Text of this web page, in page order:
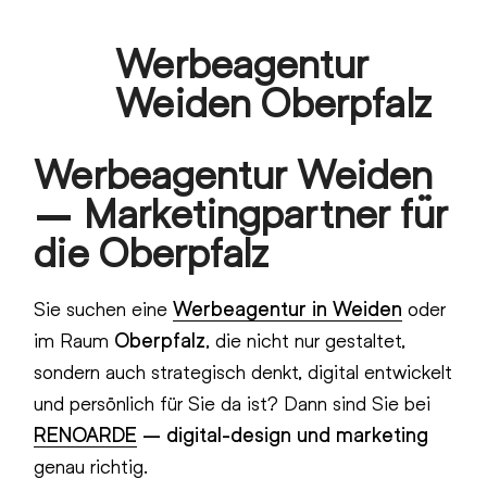
Werbeagentur
Weiden Oberpfalz
Werbeagentur Weiden
– Marketingpartner für
die Oberpfalz
Sie suchen eineWerbeagentur in Weiden oder
im Raum Oberpfalz, die nicht nur gestaltet,
sondern auch strategisch denkt, digital entwickelt
und persönlich für Sie da ist? Dann sind Sie bei
RENOARDE – digital-design und marketing
genau richtig.